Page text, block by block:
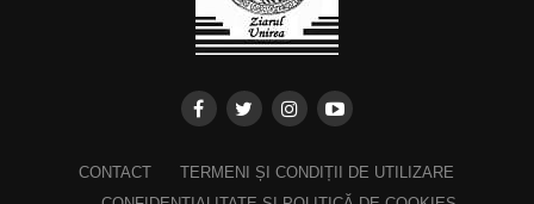
CONTACT
TERMENI ȘI CONDIȚII DE UTILIZARE